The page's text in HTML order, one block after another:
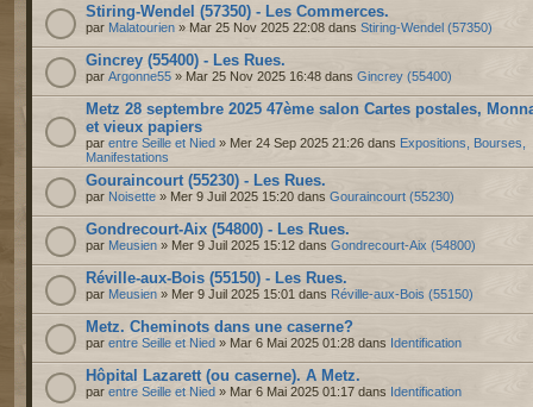
Stiring-Wendel (57350) - Les Commerces.
par Malatourien » Mar 25 Nov 2025 22:08 dans Stiring-Wendel (57350)
Gincrey (55400) - Les Rues.
par Argonne55 » Mar 25 Nov 2025 16:48 dans Gincrey (55400)
Metz 28 septembre 2025 47ème salon Cartes postales,
et vieux papiers
par entre Seille et Nied » Mer 24 Sep 2025 21:26 dans Expositions, Bourses,
Manifestations
Gouraincourt (55230) - Les Rues.
par Noisette » Mer 9 Juil 2025 15:20 dans Gouraincourt (55230)
Gondrecourt-Aix (54800) - Les Rues.
par Meusien » Mer 9 Juil 2025 15:12 dans Gondrecourt-Aix (54800)
Réville-aux-Bois (55150) - Les Rues.
par Meusien » Mer 9 Juil 2025 15:01 dans Réville-aux-Bois (55150)
Metz. Cheminots dans une caserne?
par entre Seille et Nied » Mar 6 Mai 2025 01:28 dans Identification
Hôpital Lazarett (ou caserne). A Metz.
par entre Seille et Nied » Mar 6 Mai 2025 01:17 dans Identification